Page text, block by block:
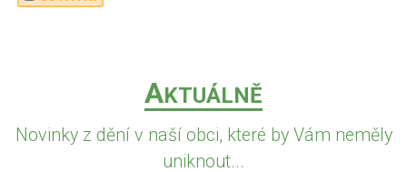
AKTUÁLNĚ
Novinky z dění v naší obci, které by Vám neměly
uniknout...